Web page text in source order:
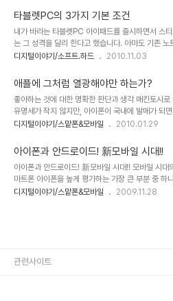
클린업'(ocean clea..
이 없는 이상 그저 미국의 한 대학 정도로만 알고 있
다. 더구나 머나 먼 나라의 대학에 대해 일반인들이
다를 그리 심도있게 생각할 이유는 없었을 것이기
인의 진실 문제로 인해 많은 사람들이 스탠포드라는
으로 양으로 알게된 계기는 되었던 건 확실해 보입니
힘을 발휘해 오고 있다는 사실은 그렇게 ..
타블렛PC의 3가지 기본 조건
내가 바라는 타블렛PC 아이패드를 출시하면서 스
는 그 성격을 달리 한다고 했습니다. 아마도 기존 노
형태의 타블렛PC와 차별화 하고자 했을 겁니다. 그
점을 염두에 두고 이를 사람들에게 강하게 인식시키
있었지 않았을까 합니다. ※ 각 이름의 의미가 혼돈스
이패드와 같은 제품들은 "타블렛PC"로, 기존의 윈
된 노트북들은 "타블렛 노트북"으로 표기합니다. 한
패드가 출시된 이후 일부에서는 아이패드에 대해 아
폰은 아이패드를 위한 시작에 불과했다는..
디지털이야기/소프트.하드 2010.11.03
애플에 그처럼 열광해야만 하는가?
좋아하는 것에 대한 명확한 판단과 생각 매킨토시로
유명세가 작지 않지만, 아이폰이 국내에 발매가 되
하여 판매하는 기업 애플에 대한 관심 또한 더욱 높
그 관심은 더욱 확대될 것은 예정된 사실이기도 합
월 28일 공개된 애플의 타블렛 iPad 하지만, 좋다라
있어서 스스로 생각하고 여과된 판단이 아니라 분위
건적으로 받아들이고 있는 것은 아닌가 하는 생각이
에 대하여 언젠가 모튜님께서 쓰셨던 아이폰에 대한
디지털이야기/스맡폰&모바일 2010.01.29
아이폰과 안드로이드! 新모바일 시대!!
아이폰과 안드로이드! 新모바일 시대!! 모바일 시대
마트폰 아이폰을 높게 평가하는 가장 큰 부분 중 하
그렇게 생각을 하고 계시겠지만- 무엇보다도 완성도
해 아이폰이 출시되면서 "담달 폰"이라는 오명은 벗
디지털이야기/스맡폰&모바일 2009.11.28
관련사이트